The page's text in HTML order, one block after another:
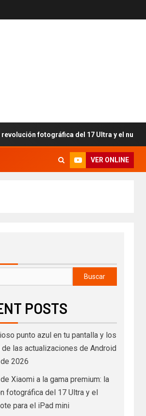
fotográfica del 17 Ultra y el nuevo azote
VER ONLINE
Buscar
POSTS
punto azul en tu pantalla y los
las actualizaciones de Android
2026
Xiaomi a la gama premium: la
fotográfica del 17 Ultra y el
para el iPad mini